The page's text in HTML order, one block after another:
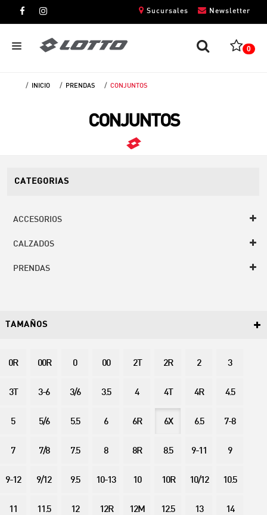
Newsletter
Sucursales
0
INICIO PRENDAS CONJUNTOS
CONJUNTOS
CATEGORIAS
ACCESORIOS
CALZADOS
PRENDAS
TAMAÑOS
0R 00R 0 00 2T 2R 2 3
3T 3-6 3/6 3.5 4 4T 4R 4.5
5 5/6 5.5 6 6R 6X 6.5 7-8
7 7/8 7.5 8 8R 8.5 9-11 9
9-12 9/12 9.5 10-13 10 10R 10/12 10.5
11 11.5 12 12R 12M 12.5 13 14